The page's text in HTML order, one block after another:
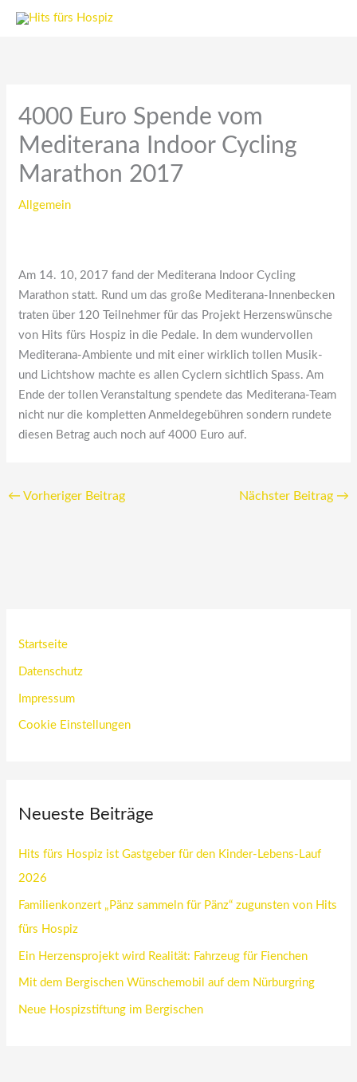
Zum
4000 Euro Spende vom
Mediterana Indoor Cycling
Marathon 2017
Allgemein
Am 14. 10, 2017 fand der Mediterana Indoor Cycling
Marathon statt. Rund um das große Mediterana-Innenbecken
traten über 120 Teilnehmer für das Projekt Herzenswünsche
von Hits fürs Hospiz in die Pedale. In dem wundervollen
Mediterana-Ambiente und mit einer wirklich tollen Musik-
und Lichtshow machte es allen Cyclern sichtlich Spass. Am
Ende der tollen Veranstaltung spendete das Mediterana-Team
nicht nur die kompletten Anmeldegebühren sondern rundete
diesen Betrag auch noch auf 4000 Euro auf.
← Vorheriger Beitrag Nächster Beitrag →
Startseite
Datenschutz
Impressum
Cookie Einstellungen
Neueste Beiträge
Hits fürs Hospiz ist Gastgeber für den Kinder-Lebens-Lauf
2026
Familienkonzert „Pänz sammeln für Pänz“ zugunsten von Hits
fürs Hospiz
Ein Herzensprojekt wird Realität: Fahrzeug für Fienchen
Mit dem Bergischen Wünschemobil auf dem Nürburgring
Neue Hospizstiftung im Bergischen